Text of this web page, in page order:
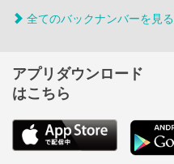
全てのバックナンバーを見る
アプリダウンロード
はこちら